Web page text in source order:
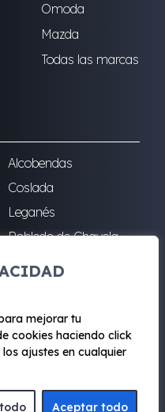
mejorar tu
cookies haciendo click
ajustes en cualquier
Aceptar todo
Omoda
Mazda
Todas las marcas
Alcobendas
Coslada
Leganés
Robledo de Chavela
Mad